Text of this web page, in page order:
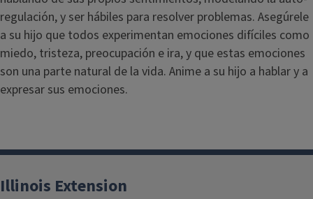
regulación, y ser hábiles para resolver problemas. Asegúrele
a su hijo que todos experimentan emociones difíciles como
miedo, tristeza, preocupación e ira, y que estas emociones
son una parte natural de la vida. Anime a su hijo a hablar y a
expresar sus emociones.
Illinois Extension